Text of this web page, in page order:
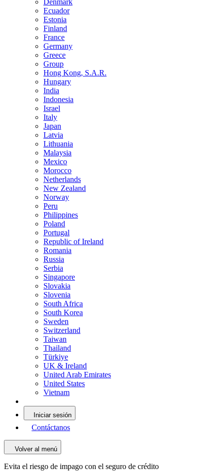
Denmark
Ecuador
Estonia
Finland
France
Germany
Greece
Group
Hong Kong, S.A.R.
Hungary
India
Indonesia
Israel
Italy
Japan
Latvia
Lithuania
Malaysia
Mexico
Morocco
Netherlands
New Zealand
Norway
Peru
Philippines
Poland
Portugal
Republic of Ireland
Romania
Russia
Serbia
Singapore
Slovakia
Slovenia
South Africa
South Korea
Sweden
Switzerland
Taiwan
Thailand
Türkiye
UK & Ireland
United Arab Emirates
United States
Vietnam
Iniciar sesión
Contáctanos
Volver al menú
Evita el riesgo de impago con el seguro de crédito